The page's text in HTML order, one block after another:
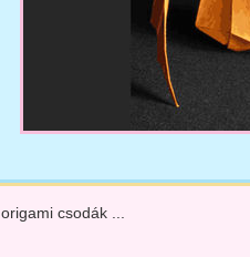
origami csodák ...